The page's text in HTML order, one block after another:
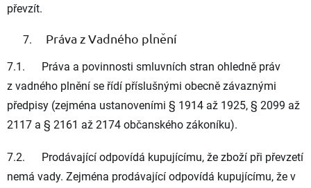
převzít.
Práva z Vadného plnění
7.1. Práva a povinnosti smluvních stran ohledně práv
z vadného plnění se řídí příslušnými obecně závaznými
předpisy (zejména ustanoveními § 1914 až 1925, § 2099 až
2117 a § 2161 až 2174 občanského zákoníku).
7.2. Prodávající odpovídá kupujícímu, že zboží při převzetí
nemá vady. Zejména prodávající odpovídá kupujícímu, že v